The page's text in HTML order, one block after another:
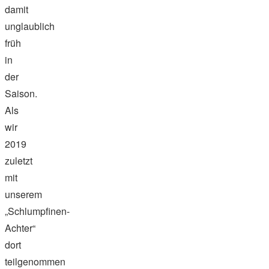
damit
unglaublich
früh
in
der
Saison.
Als
wir
2019
zuletzt
mit
unserem
„Schlumpfinen-
Achter“
dort
teilgenommen